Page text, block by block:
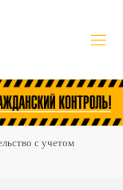
с учетом